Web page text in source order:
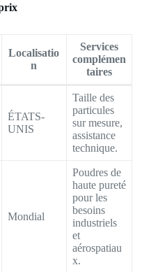
Localisatio
n
Services
complémen
taires
ÉTATS-
UNIS
Taille des
particules
sur mesure,
assistance
technique.
Mondial
Poudres de
haute pureté
pour les
besoins
industriels
et
aérospatiau
x.